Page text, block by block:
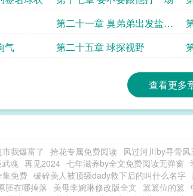
第二十一章 臭弟弟出发盐湖
城
气
第二十五章 球探视野
查看更多
我爆富了 拾花专属免费阅读 风过河川by寻骨风
魂 再见2024 七年滋养by全文免费阅读无弹窗
免费 破碎美人被顶级dady救下后的叫什么名字
胚在哪掉落 美母李婉琳修改版全文 篡篡位的篡